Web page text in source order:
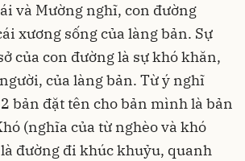
và Mường nghĩ, con đường
xương sống của làng bản. Sự
của con đường là sự khó khăn,
của làng bản. Từ ý nghĩ
bản đặt tên cho bản mình là bản
(nghĩa của từ nghèo và khó
đường đi khúc khuỷu, quanh